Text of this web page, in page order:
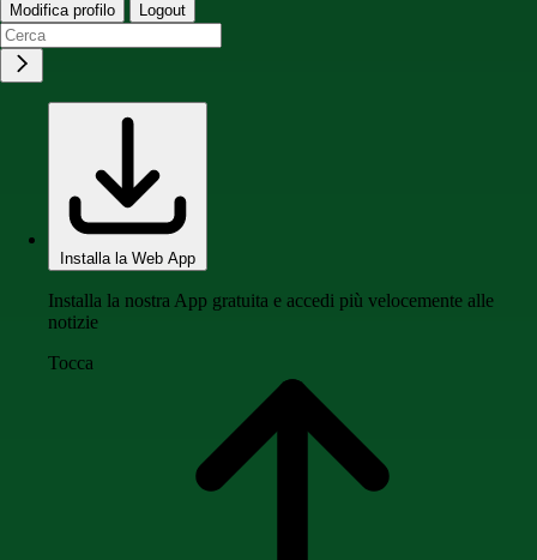
Modifica profilo Logout
Installa la Web App
Installa la nostra App gratuita e accedi più velocemente alle
notizie
Tocca